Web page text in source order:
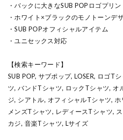
・バックに大きなSUB POPロゴプリン
・ホワイト×ブラックのモノトーンデ
・SUB POPオフィシャルアイテム
・ユニセックス対応
【検索キーワード】
SUB POP, サブポップ, LOSER, ロゴT
ツ, バンドTシャツ, ロックTシャツ, オ
ジ, シアトル, オフィシャルTシャツ,
メンズTシャツ, レディースTシャツ,
カジ, 音楽Tシャツ, Lサイズ